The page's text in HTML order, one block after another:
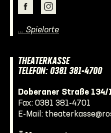
… Spielorte
THEATERKASSE
TELEFON: 0381 381-4700
Doberaner Straße 134/
Fax: 0381 381-4701
E-Mail: